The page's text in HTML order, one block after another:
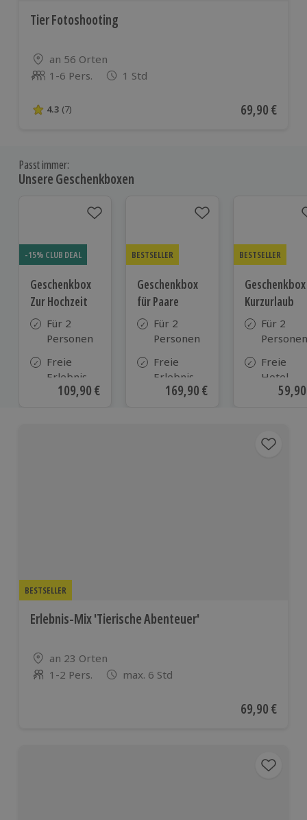
Tier Fotoshooting
Standort
an 56 Orten
Anzahl der Teilnehmer
1-6 Pers. 1 Std
4.3 von 5 Sternen basierend auf 7 Bewertungen
4.3 (7) Aktueller
69,90 €
Passt immer:
Unsere Geschenkboxen
-15% CLUB DEAL
Geschenkbox
Zur Hochzeit
Für 2
Personen
Freie
Erlebnis-
Auswahl
Aktueller Preis
109,90 €
BESTSELLER
Geschenkbox
für Paare
Für 2
Personen
Freie
Erlebnis-
Auswahl
Aktueller Preis
169,90 €
BESTSELLER
Geschenkbox
Kurzurlaub
Für 2
Personen
Freie
Hotel-
Auswahl
BESTSELLER
Erlebnis-Mix 'Tierische Abenteuer'
Standort
an 23 Orten
Anzahl der Teilnehmer
1-2 Pers. max. 6 Std
Aktueller
69,90 €